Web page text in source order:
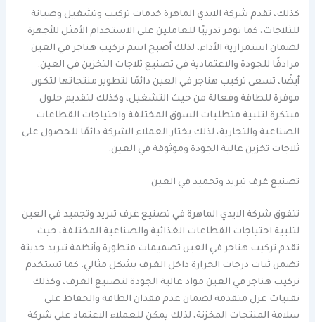
كذلك، تقدم شركة الايدي الماهرة خدمات تركيب وتشغيل وصيانة
للثلاجات، كما توفر تدريبًا للعاملين على الاستخدام الأمثل للأجهزة
لضمان استمرارية الأداء، لذلك أصبح اسم تركيب هناجر في العين
مرادفًا للجودة والاعتمادية في تصنيع ثلاجات التخزين في العين.
أيضًا، تسعى تركيب هناجر في العين دائمًا لتطوير منتجاتها لتكون
موفرة للطاقة وفعالة من حيث التشغيل، وكذلك لتقديم حلول
مبتكرة لتلبية متطلبات السوق المختلفة واحتياجات القطاعات
الصناعية والتجارية، لذلك يختار العملاء الشركة دائمًا للحصول على
ثلاجات تخزين عالية الجودة وموثوقة في العين.
تصنيع غرف تبريد وتجميد في العين
تتفوق شركة الايدي الماهرة في تصنيع غرف تبريد وتجميد في العين
لتلبية احتياجات القطاعات الغذائية والصناعية المختلفة، حيث
تقدم تركيب هناجر في العين تصميمات متطورة وأنظمة تبريد حديثة
تضمن ثبات درجات الحرارة داخل الغرف بشكل مثالي. كما تستخدم
تركيب هناجر في العين مواد عالية الجودة لتصنيع الغرف، وكذلك
تقنيات عزل متقدمة لضمان عدم فقدان الطاقة والحفاظ على
سلامة المنتجات المخزنة، لذلك يمكن للعملاء الاعتماد على شركة